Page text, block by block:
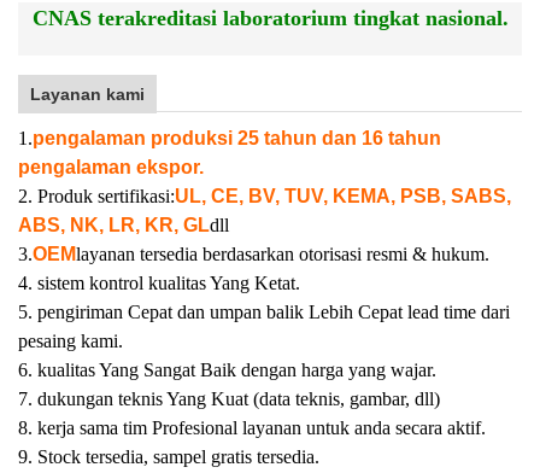
CNAS terakreditasi laboratorium tingkat nasional.
Layanan kami
1.pengalaman produksi 25 tahun dan 16 tahun
pengalaman ekspor.
2. Produk sertifikasi:UL, CE, BV, TUV, KEMA, PSB, SABS,
ABS, NK, LR, KR, GLdll
3.OEMlayanan tersedia berdasarkan otorisasi resmi & hukum.
4. sistem kontrol kualitas Yang Ketat.
5. pengiriman Cepat dan umpan balik Lebih Cepat lead time dari
pesaing kami.
6. kualitas Yang Sangat Baik dengan harga yang wajar.
7. dukungan teknis Yang Kuat (data teknis, gambar, dll)
8. kerja sama tim Profesional layanan untuk anda secara aktif.
9. Stock tersedia, sampel gratis tersedia.